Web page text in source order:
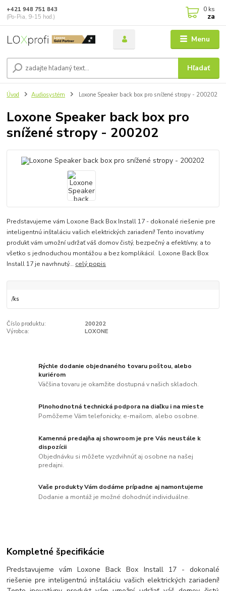
Menu
Hľadať
+421 948 751 843
(Po-Pia, 9-15 hod.)
0 ks
za
Úvod Audiosystém Loxone Speaker back box pro snížené stropy - 200202
Loxone Speaker back box pro
snížené stropy - 200202
Predstavujeme vám Loxone Back Box Install 17 - dokonalé riešenie pre
inteligentnú inštaláciu vašich elektrických zariadení! Tento inovatívny
produkt vám umožní udržať váš domov čistý, bezpečný a efektívny, a to
všetko s jednoduchou montážou a bez komplikácií. Loxone Back Box
Install 17 je navrhnutý... celý popis
/ks
Číslo produktu:
200202
Výrobca:
LOXONE
Rýchle dodanie objednaného tovaru poštou, alebo
kuriérom
Väčšina tovaru je okamžite dostupná v našich skladoch.
Plnohodnotná technická podpora na diaľku i na mieste
Pomôžeme Vám telefonicky, e-mailom, alebo osobne.
Kamenná predajňa aj showroom je pre Vás neustále k
dispozícii
Objednávku si môžete vyzdvihnúť aj osobne na našej
predajni.
Vaše produkty Vám dodáme prípadne aj namontujeme
Dodanie a montáž je možné dohodnúť individuálne.
Kompletné špecifikácie
Predstavujeme vám Loxone Back Box Install 17 - dokonalé
riešenie pre inteligentnú inštaláciu vašich elektrických zariadení!